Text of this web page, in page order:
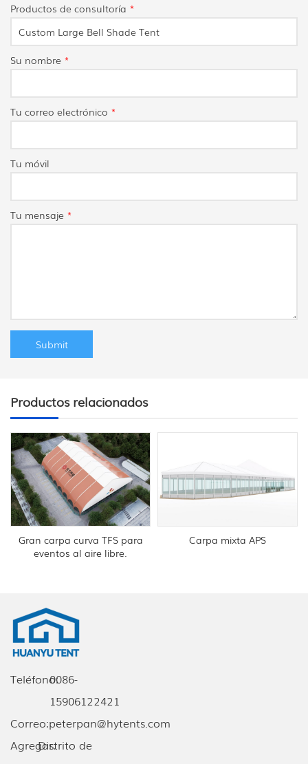
Productos de consultoría *
Su nombre *
Tu correo electrónico *
Tu móvil
Tu mensaje *
Productos relacionados
Gran carpa curva TFS para
eventos al aire libre.
Carpa mixta APS
Agregar:Distrito de
Teléfono:0086-
15906122421
Correo:peterpan@hytents.com